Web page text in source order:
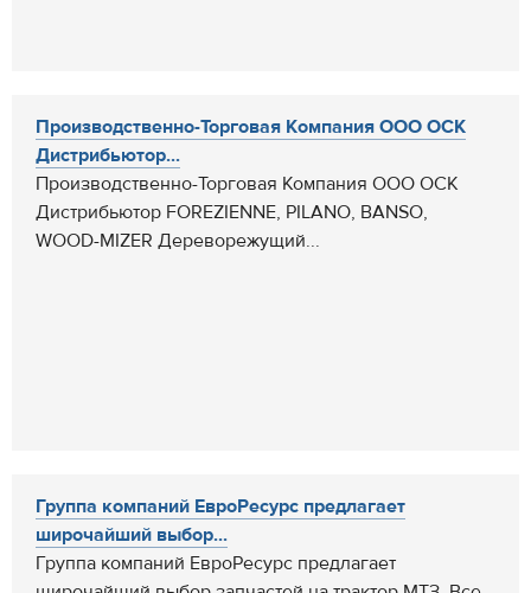
Производственно-Торговая Компания ООО ОСК
Дистрибьютор...
Производственно-Торговая Компания ООО ОСК
Дистрибьютор FOREZIENNE, PILANO, BANSO,
WOOD-MIZER Дереворежущий...
Группа компаний ЕвроРесурс предлагает
широчайший выбор...
Группа компаний ЕвроРесурс предлагает